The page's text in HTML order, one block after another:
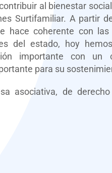
al bienestar
Surtifamiliar. A partir
hace coherente con las
del estado, hoy
importante con un
para su
asociativa, de